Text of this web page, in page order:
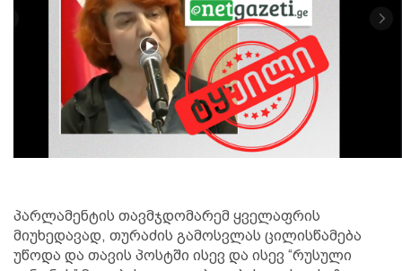
პარლამენტის თავმჯდომარემ ყველაფრის
მიუხედავად, თურაძის გამოსვლას ცილისწამება
უწოდა და თავის პოსტში ისევ და ისევ “რუსული